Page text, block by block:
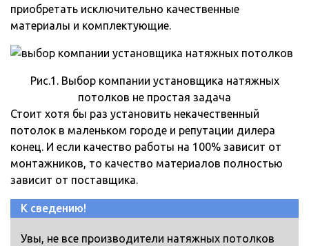
приобретать исключительно качественные
материалы и комплектующие.
Рис.1. Выбор компании установщика натяжных
потолков не простая задача
Стоит хотя бы раз установить некачественный
потолок в маленьком городе и репутации дилера
конец. И если качество работы на 100% зависит от
монтажников, то качество материалов полностью
зависит от поставщика.
К сведению!
Увы, не все производители натяжных потолков